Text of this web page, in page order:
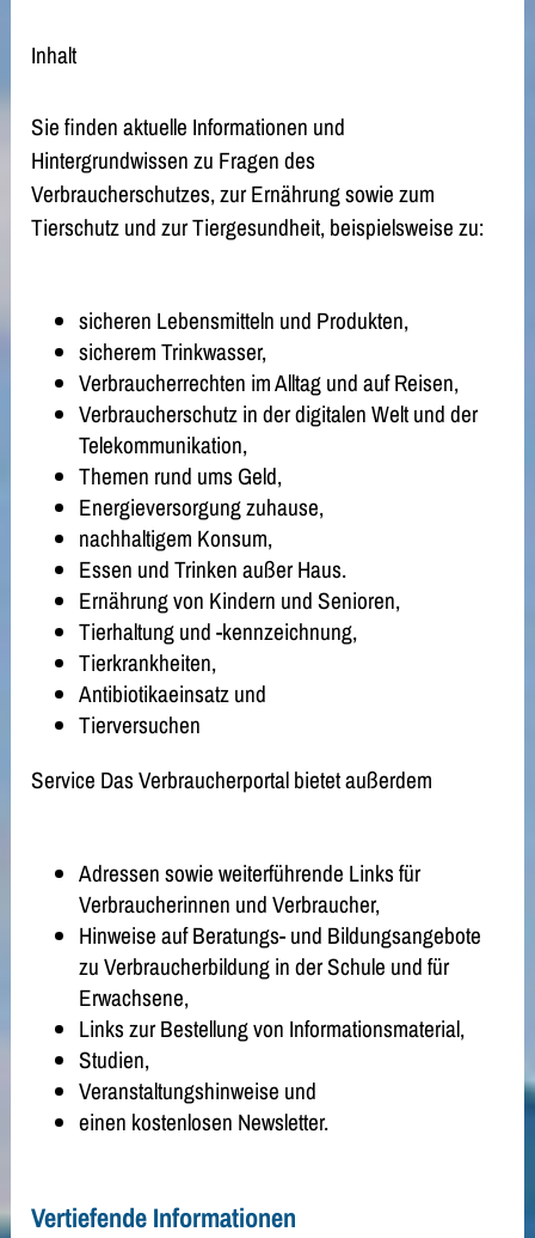
Inhalt
Sie finden aktuelle Informationen und
Hintergrundwissen zu Fragen des
Verbraucherschutzes, zur Ernährung sowie zum
Tierschutz und zur Tiergesundheit, beispielsweise zu:
sicheren Lebensmitteln und Produkten,
sicherem Trinkwasser,
Verbraucherrechten im Alltag und auf Reisen,
Verbraucherschutz in der digitalen Welt und der
Telekommunikation,
Themen rund ums Geld,
Energieversorgung zuhause,
nachhaltigem Konsum,
Essen und Trinken außer Haus.
Ernährung von Kindern und Senioren,
Tierhaltung und -kennzeichnung,
Tierkrankheiten,
Antibiotikaeinsatz und
Tierversuchen
Service Das Verbraucherportal bietet außerdem
Adressen sowie weiterführende Links für
Verbraucherinnen und Verbraucher,
Hinweise auf Beratungs- und Bildungsangebote
zu Verbraucherbildung in der Schule und für
Erwachsene,
Links zur Bestellung von Informationsmaterial,
Studien,
Veranstaltungshinweise und
einen kostenlosen Newsletter.
Vertiefende Informationen